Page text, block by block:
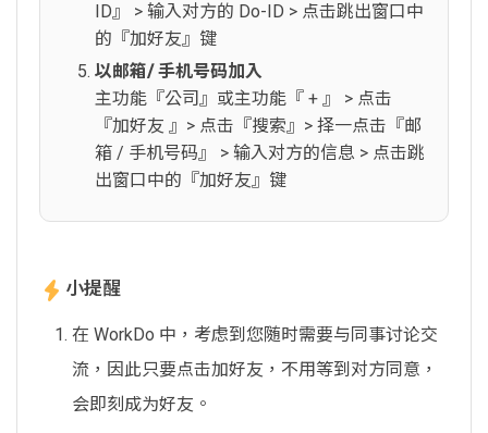
ID』 > 输入对方的 Do-ID > 点击跳出窗口中
的『加好友』键
以邮箱/ 手机号码加入
主功能『公司』或主功能『 + 』 > 点击
『加好友 』> 点击『搜索』> 择一点击『邮
箱 / 手机号码』 > 输入对方的信息 > 点击跳
出窗口中的『加好友』键
小提醒
在 WorkDo 中，考虑到您随时需要与同事讨论交
流，因此只要点击加好友，不用等到对方同意，
会即刻成为好友。